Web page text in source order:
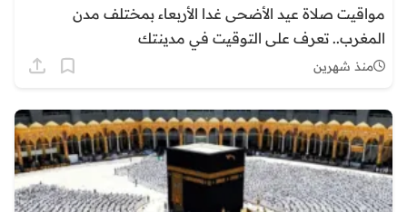
مواقيت صلاة عيد الأضحى غدا الأربعاء بمختلف مدن
المغرب.. تعرف على التوقيت في مدينتك
منذ شهرين